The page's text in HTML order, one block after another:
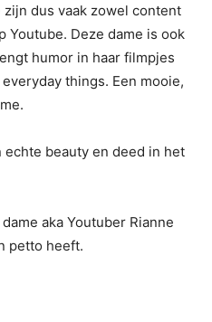
dus vaak zowel content
Youtube. Deze dame is ook
humor in haar filmpjes
things. Een mooie,
echte beauty en deed in het
aka Youtuber Rianne
petto heeft.